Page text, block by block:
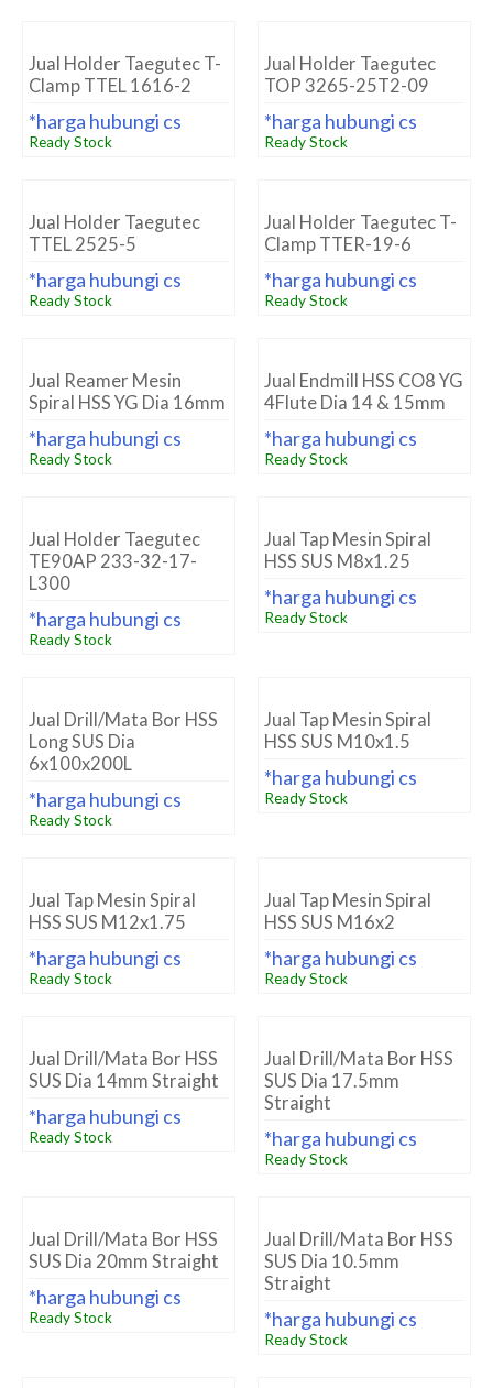
Jual Holder Taegutec T-
Clamp TTEL 1616-2
*harga hubungi cs
Ready Stock
Jual Holder Taegutec
TOP 3265-25T2-09
*harga hubungi cs
Ready Stock
Jual Holder Taegutec
TTEL 2525-5
*harga hubungi cs
Ready Stock
Jual Holder Taegutec T-
Clamp TTER-19-6
*harga hubungi cs
Ready Stock
Jual Reamer Mesin
Spiral HSS YG Dia 16mm
*harga hubungi cs
Ready Stock
Jual Endmill HSS CO8 YG
4Flute Dia 14 & 15mm
*harga hubungi cs
Ready Stock
Jual Holder Taegutec
TE90AP 233-32-17-
L300
*harga hubungi cs
Ready Stock
Jual Tap Mesin Spiral
HSS SUS M8x1.25
*harga hubungi cs
Ready Stock
Jual Drill/Mata Bor HSS
Long SUS Dia
6x100x200L
*harga hubungi cs
Ready Stock
Jual Tap Mesin Spiral
HSS SUS M10x1.5
*harga hubungi cs
Ready Stock
Jual Tap Mesin Spiral
HSS SUS M12x1.75
*harga hubungi cs
Ready Stock
Jual Tap Mesin Spiral
HSS SUS M16x2
*harga hubungi cs
Ready Stock
Jual Drill/Mata Bor HSS
SUS Dia 14mm Straight
*harga hubungi cs
Ready Stock
Jual Drill/Mata Bor HSS
SUS Dia 17.5mm
Straight
*harga hubungi cs
Ready Stock
Jual Drill/Mata Bor HSS
SUS Dia 20mm Straight
*harga hubungi cs
Ready Stock
Jual Drill/Mata Bor HSS
SUS Dia 10.5mm
Straight
*harga hubungi cs
Ready Stock